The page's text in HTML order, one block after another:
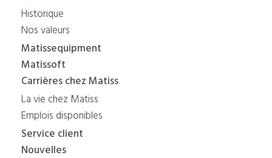
Historique
Nos valeurs
Matissequipment
Matissoft
Carrières chez Matiss
La vie chez Matiss
Emplois disponibles
Service client
Nouvelles